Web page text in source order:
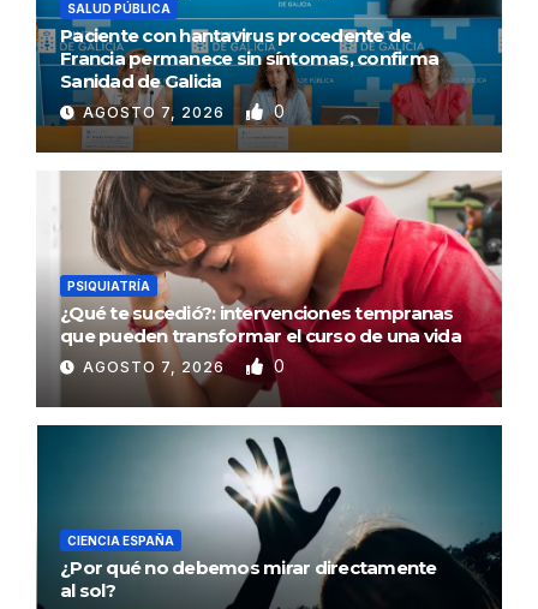
SALUD PÚBLICA
Paciente con hantavirus procedente de
Francia permanece sin síntomas, confirma
Sanidad de Galicia
AGOSTO 7, 2026 0
PSIQUIATRÍA
¿Qué te sucedió?: intervenciones tempranas
que pueden transformar el curso de una vida
AGOSTO 7, 2026 0
CIENCIA ESPAÑA
¿Por qué no debemos mirar directamente
al sol?